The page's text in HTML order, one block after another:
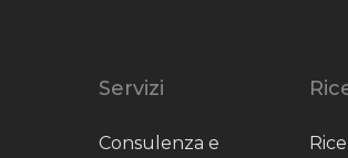
Servizi
Consulenza e